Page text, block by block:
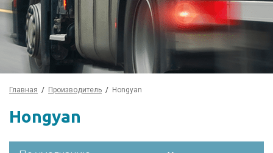
Главная Производитель Hongyan
Hongyan